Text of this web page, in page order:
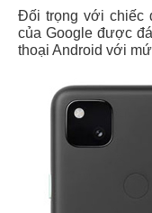
Đối trọng với chiếc
của Google được
thoại Android với